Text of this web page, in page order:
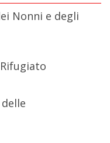
Nonni e degli